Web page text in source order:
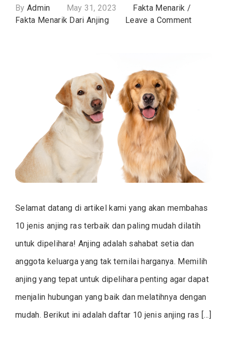
By Admin May 31, 2023 Fakta Menarik /
Fakta Menarik Dari Anjing
Leave a Commenton
Selamat datang di artikel kami yang akan membahas
10 jenis anjing ras terbaik dan paling mudah dilatih
untuk dipelihara! Anjing adalah sahabat setia dan
anggota keluarga yang tak ternilai harganya. Memilih
anjing yang tepat untuk dipelihara penting agar dapat
menjalin hubungan yang baik dan melatihnya dengan
mudah. Berikut ini adalah daftar 10 jenis anjing ras […]